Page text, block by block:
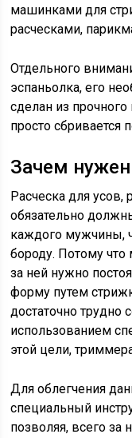
машинками для
расческами,
Отдельного
эспаньолка, его
сделан из прочного
просто сбривается
Зачем
Расческа для усов,
обязательно
каждого мужчины,
бороду. Потому
за ней нужно
форму путем
достаточно трудно
использованием
этой цели,
Для облегчения
специальный
позволяя, всего